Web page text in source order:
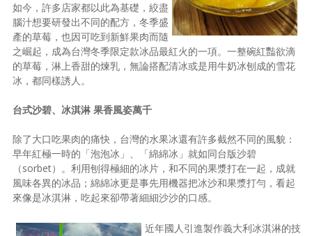
如今，許多店家都以此為基礎，絞盡
腦汁想要研發出不同的配方，冬季盛
產的草莓，也因可吃到新鮮果肉而隨
之崛起，成為台灣冬季限定款冰品最紅火的一項。一整碗紅豔欲滴
的草莓，淋上香甜的煉乳，無論搭配清冰或是用牛奶冰刨成的雪花
冰，都同樣誘人。
台式沙碧、冰淇淋 果香風姿萬千
除了大口吃果肉的痛快，台灣的水果冰還有許多截然不同的風貌：
早年紅極一時的「泡泡冰」、「綿綿冰」就如同台版沙碧
（sorbet）。利用刨得極細的冰片，和不同的果漿打在一起，成就
風味各異的冰品；綿綿冰更是事先用機器把冰沙和果漿打勻，看起
來像是冰淇淋，吃起來卻帶著細細沙沙的口感。
近年國人引進製作義大利冰淇淋的技